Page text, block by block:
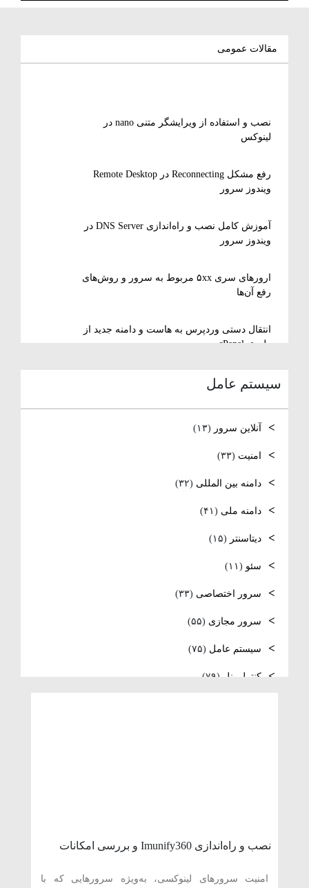
مقالات عمومی
نصب و استفاده از ویرایشگر متنی nano در
لینوکس
رفع مشکل Reconnecting در Remote Desktop
ویندوز سرور
آموزش کامل نصب و راه‌اندازی DNS Server در
ویندوز سرور
ارورهای سری ۵xx مربوط به سرور و روش‌های
رفع آن‌ها
انتقال دستی وردپرس به هاست و دامنه جدید از
طریق cPanel
Windows Server
سیستم عامل
آنلاین سرور (۱۳)
امنیت (۳۳)
دامنه بین المللی (۳۲)
دامنه ملی (۴۱)
دیتاسنتر (۱۵)
سئو (۱۱)
سرور اختصاصی (۳۳)
سرور مجازی (۵۵)
سیستم عامل (۷۵)
کنترل پنل (۷۹)
ویدئو آموزشی (۱۵) نصب و راه‌اندازی Imunify360 و بررسی امکانات
امنیتی آن در سی‌پنل
امنیت سرورهای لینوکسی، به‌ویژه سرورهایی که با